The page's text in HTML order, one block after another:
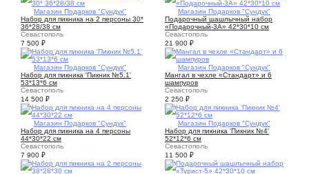
Магазин Подарков "Сундук"
Набор для пикника на 2 персоны 30*
36*28/38 см
Севастополь
7 500 ₽
Магазин Подарков "Сундук"
Подарочный шашлычный набор
«Подарочный-3А» 42*30*10 см
Севастополь
21 900 ₽
Магазин Подарков "Сундук"
Набор для пикника 'Пикник №5.1'
53*13*6 см
Севастополь
14 500 ₽
Магазин Подарков "Сундук"
Мангал в чехле «Стандарт» и 6
шампуров
Севастополь
2 250 ₽
Магазин Подарков "Сундук"
Набор для пикника на 4 персоны
44*30*22 см
Севастополь
7 900 ₽
Магазин Подарков "Сундук"
Набор для пикника 'Пикник №4'
52*12*6 см
Севастополь
11 500 ₽